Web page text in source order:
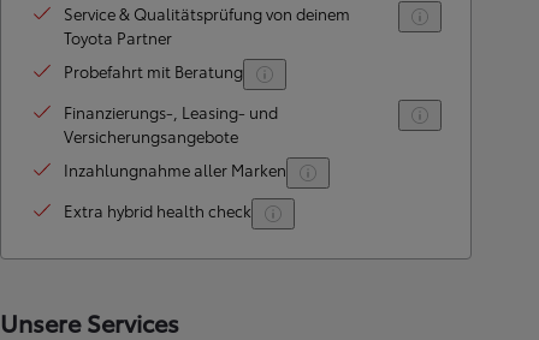
Service & Qualitätsprüfung von deinem
Toyota Partner
Probefahrt mit Beratung
Finanzierungs-, Leasing- und
Versicherungsangebote
Inzahlungnahme aller Marken
Extra hybrid health check
Unsere Services